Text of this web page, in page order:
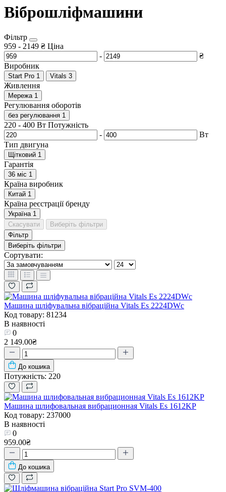
Віброшліфмашини
Фільтр
959 - 2149 ₴ Ціна
-
₴
Виробник
Start Pro 1 Vitals 3
Живлення
Мережа 1
Регулювання оборотів
без регулювання 1
220 - 400 Вт Потужність
-
Вт
Тип двигуна
Щітковий 1
Гарантія
36 міс 1
Країна виробник
Китай 1
Країна реєстрації бренду
Україна 1
Скасувати
Виберіть фільтри
Фільтр
Виберіть фільтри
Сортувати:
Машина шліфувальна вібраційна Vitals Es 2224DWc
Код товару: 81234
В наявності
0
2 149.00₴
До кошика
Потужність: 220
Машина шлифовальная вибрационная Vitals Es 1612KP
Код товару: 237000
В наявності
0
959.00₴
До кошика